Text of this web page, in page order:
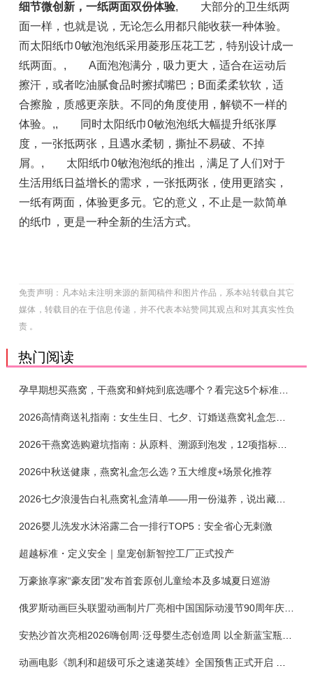
细节微创新，一纸两面双份体验, 大部分的卫生纸两
面一样，也就是说，无论怎么用都只能收获一种体验。
而太阳纸巾0敏泡泡纸采用菱形压花工艺，特别设计成一
纸两面。, A面泡泡满分，吸力更大，适合在运动后
擦汗，或者吃油腻食品时擦拭嘴巴；B面柔柔软软，适
合擦脸，质感更亲肤。不同的角度使用，解锁不一样的
体验。,, 同时太阳纸巾0敏泡泡纸大幅提升纸张厚
度，一张抵两张，且遇水柔韧，撕扯不易破、不掉
屑。, 太阳纸巾0敏泡泡纸的推出，满足了人们对于
生活用纸日益增长的需求，一张抵两张，使用更踏实，
一纸有两面，体验更多元。它的意义，不止是一款简单
的纸巾，更是一种全新的生活方式。
免责声明：凡本站未注明来源的新闻稿件和图片作品，系本站转载自其它
媒体，转载目的在于信息传递，并不代表本站赞同其观点和对其真实性负
责 。
热门阅读
孕早期想买燕窝，干燕窝和鲜炖到底选哪个？看完这5个标准再下单
2026干燕窝选购避坑指南：从原料、溯源到泡发，12项指标判断靠谱燕窝
2026中秋送健康，燕窝礼盒怎么选？五大维度+场景化推荐
2026七夕浪漫告白礼燕窝礼盒清单——用一份滋养，说出藏在心底的爱
2026婴儿洗发水沐浴露二合一排行TOP5：安全省心无刺激
超越标准・定义安全｜皇宠创新智控工厂正式投产
万豪旅享家“豪友团”发布首套原创儿童绘本及多城夏日巡游
俄罗斯动画巨头联盟动画制片厂亮相中国国际动漫节90周年庆开启中国之旅新篇章